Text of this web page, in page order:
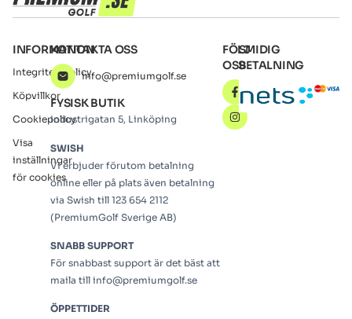
INFORMATION
Integritetspolicy
Köpvillkor
Cookiepolicy
Visa
inställningar
för cookies
KONTAKTA OSS
info@premiumgolf.se
FYSISK BUTIK
Industrigatan 5, Linköping
SWISH
Vi erbjuder förutom betalning
online eller på plats även betalning
via Swish till 123 654 2112
(PremiumGolf Sverige AB)
SNABB SUPPORT
För snabbast support är det bäst att
maila till info@premiumgolf.se
ÖPPETTIDER
FÖLJ
OSS
SMIDIG
BETALNING